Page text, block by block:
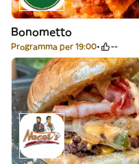
Bonometto
Programma per 19:00 --